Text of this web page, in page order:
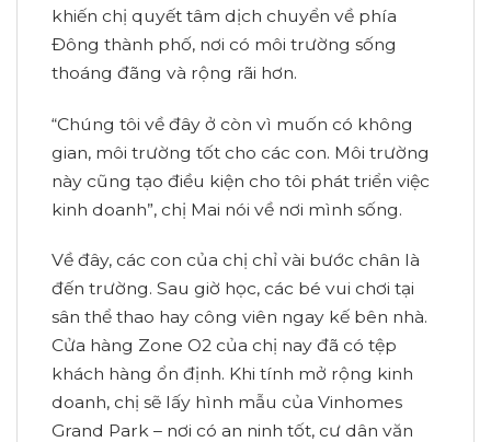
khiến chị quyết tâm dịch chuyển về phía
Đông thành phố, nơi có môi trường sống
thoáng đãng và rộng rãi hơn.
“Chúng tôi về đây ở còn vì muốn có không
gian, môi trường tốt cho các con. Môi trường
này cũng tạo điều kiện cho tôi phát triển việc
kinh doanh”, chị Mai nói về nơi mình sống.
Về đây, các con của chị chỉ vài bước chân là
đến trường. Sau giờ học, các bé vui chơi tại
sân thể thao hay công viên ngay kế bên nhà.
Cửa hàng Zone O2 của chị nay đã có tệp
khách hàng ổn định. Khi tính mở rộng kinh
doanh, chị sẽ lấy hình mẫu của Vinhomes
Grand Park – nơi có an ninh tốt, cư dân văn